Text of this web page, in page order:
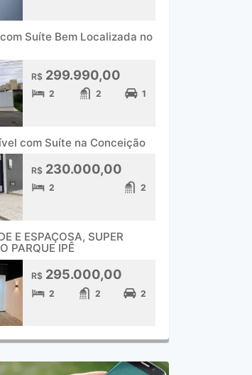
Suíte Bem Localizada no
R$299.990,00
2 2 1
com Suíte na Conceição
R$230.000,00
2 2
E ESPAÇOSA, SUPER
PARQUE IPÊ
R$295.000,00
2 2 2